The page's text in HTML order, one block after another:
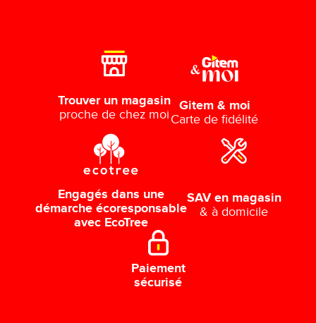
Trouver un magasin
proche de chez moi
Gitem & moi
Carte de fidélité
Engagés dans une
démarche écoresponsable
avec EcoTree
SAV en magasin
& à domicile
Paiement
sécurisé